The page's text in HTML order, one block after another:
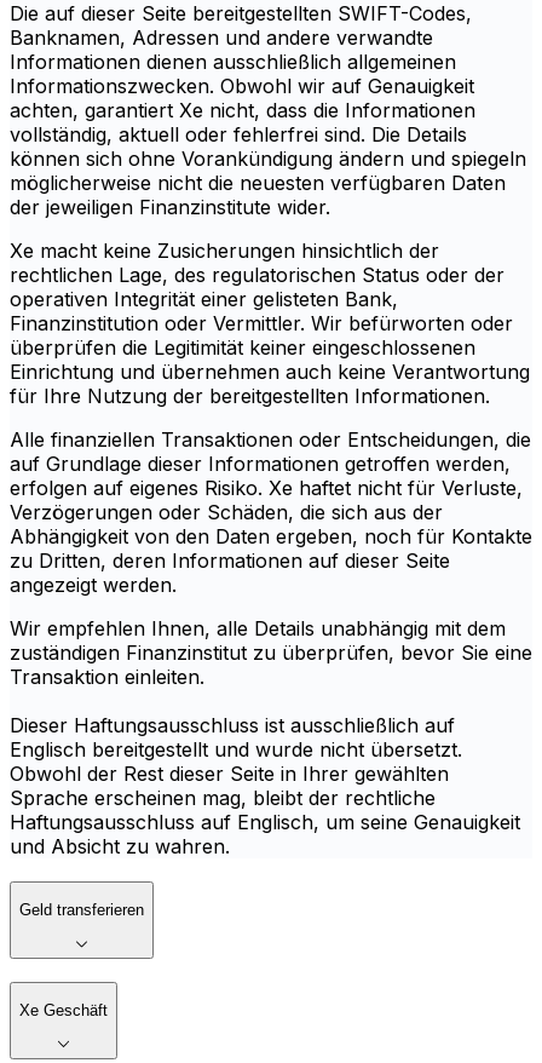
Die auf dieser Seite bereitgestellten SWIFT-Codes,
Banknamen, Adressen und andere verwandte
Informationen dienen ausschließlich allgemeinen
Informationszwecken. Obwohl wir auf Genauigkeit
achten, garantiert Xe nicht, dass die Informationen
vollständig, aktuell oder fehlerfrei sind. Die Details
können sich ohne Vorankündigung ändern und spiegeln
möglicherweise nicht die neuesten verfügbaren Daten
der jeweiligen Finanzinstitute wider.
Xe macht keine Zusicherungen hinsichtlich der
rechtlichen Lage, des regulatorischen Status oder der
operativen Integrität einer gelisteten Bank,
Finanzinstitution oder Vermittler. Wir befürworten oder
überprüfen die Legitimität keiner eingeschlossenen
Einrichtung und übernehmen auch keine Verantwortung
für Ihre Nutzung der bereitgestellten Informationen.
Alle finanziellen Transaktionen oder Entscheidungen, die
auf Grundlage dieser Informationen getroffen werden,
erfolgen auf eigenes Risiko. Xe haftet nicht für Verluste,
Verzögerungen oder Schäden, die sich aus der
Abhängigkeit von den Daten ergeben, noch für Kontakte
zu Dritten, deren Informationen auf dieser Seite
angezeigt werden.
Wir empfehlen Ihnen, alle Details unabhängig mit dem
zuständigen Finanzinstitut zu überprüfen, bevor Sie eine
Transaktion einleiten.
Dieser Haftungsausschluss ist ausschließlich auf
Englisch bereitgestellt und wurde nicht übersetzt.
Obwohl der Rest dieser Seite in Ihrer gewählten
Sprache erscheinen mag, bleibt der rechtliche
Haftungsausschluss auf Englisch, um seine Genauigkeit
und Absicht zu wahren.
Geld transferieren
Xe Geschäft